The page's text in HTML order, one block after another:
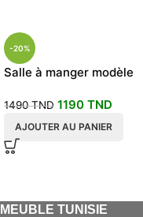
-20%
Salle à manger modèle
1490TND 1190 TND
AJOUTER AU PANIER
MEUBLE TUNISIE